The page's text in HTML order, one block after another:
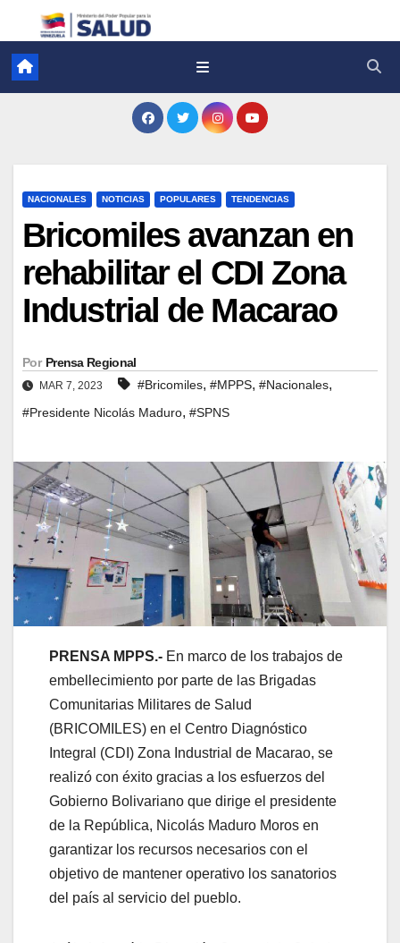
NACIONALES NOTICIAS POPULARES TENDENCIAS
Bricomiles avanzan en
rehabilitar el CDI Zona
Industrial de Macarao
Por Prensa Regional
MAR 7, 2023 #Bricomiles, #MPPS, #Nacionales,
#Presidente Nicolás Maduro, #SPNS
PRENSA MPPS.- En marco de los trabajos de
embellecimiento por parte de las Brigadas
Comunitarias Militares de Salud
(BRICOMILES) en el Centro Diagnóstico
Integral (CDI) Zona Industrial de Macarao, se
realizó con éxito gracias a los esfuerzos del
Gobierno Bolivariano que dirige el presidente
de la República, Nicolás Maduro Moros en
garantizar los recursos necesarios con el
objetivo de mantener operativo los sanatorios
del país al servicio del pueblo.